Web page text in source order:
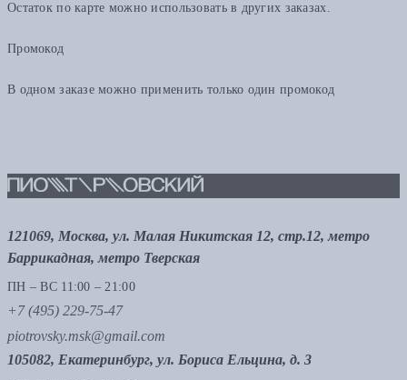
Остаток по карте можно использовать в других заказах.
Промокод
В одном заказе можно применить только один промокод
121069, Москва, ул. Малая Никитская 12, стр.12, метро
Баррикадная, метро Тверская
ПН – ВС 11:00 – 21:00
+7 (495) 229-75-47
piotrovsky.msk@gmail.com
105082, Екатеринбург, ул. Бориса Ельцина, д. 3